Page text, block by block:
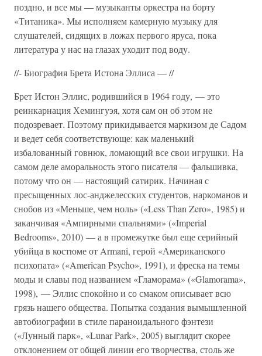
поздно, и все мы — музыканты оркестра на борту
«Титаника». Мы исполняем камерную музыку для
слушателей, сидящих в ложах первого яруса, пока
литература у нас на глазах уходит под воду.
//- Биография Брета Истона Эллиса — //
Брет Истон Эллис, родившийся в 1964 году, — это
реинкарнация Хемингуэя, хотя сам он об этом не
подозревает. Поэтому прикидывается маркизом де Садом
и ведет себя соответствующе: как маленький
избалованный говнюк, ломающий все свои игрушки. На
самом деле аморальность этого писателя — фальшивка,
потому что он — настоящий сатирик. Начиная с
пресыщенных лос-анджелесских студентов, наркоманов и
снобов из «Меньше, чем ноль» («Less Than Zero», 1985) и
заканчивая «Ампирными спальнями» («Imperial
Bedrooms», 2010) — а в промежутке был еще серийный
убийца в костюме от Armani, герой «Американского
психопата» («American Psycho», 1991), и фреска на темы
моды и славы под названием «Гламорама» («Glamorama»,
1998), — Эллис спокойно и со смаком описывает всю
грязь нашего общества. Попытка создания вымышленной
автобиографии в стиле параноидального фэнтези
(«Лунный парк», «Lunar Park», 2005) выглядит скорее
отклонением от общей линии его творчества, столь же